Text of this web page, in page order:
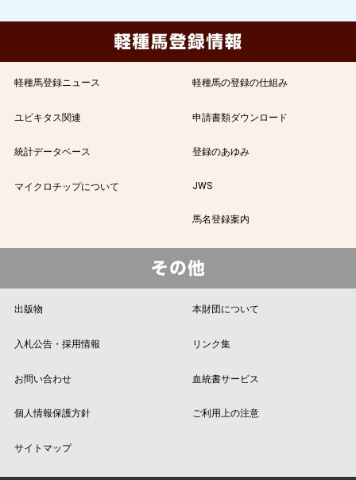
軽種馬登録ニュース 軽種馬の登録の仕組み
ユビキタス関連 申請書類ダウンロード
統計データベース 登録のあゆみ
マイクロチップについて JWS
馬名登録案内
出版物 本財団について
入札公告・採用情報 リンク集
お問い合わせ 血統書サービス
個人情報保護方針 ご利用上の注意
サイトマップ